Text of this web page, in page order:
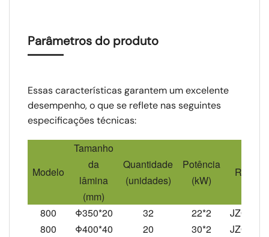
Parâmetros do produto
Essas características garantem um excelente
desempenho, o que se reflete nas seguintes
especificações técnicas:
Modelo
Tamanho
da
lâmina
(mm)
Quantidade
(unidades)
Potência
(kW)
Redutor
800 Φ350*20 32 22*2
800
Φ400*40 20 30*2